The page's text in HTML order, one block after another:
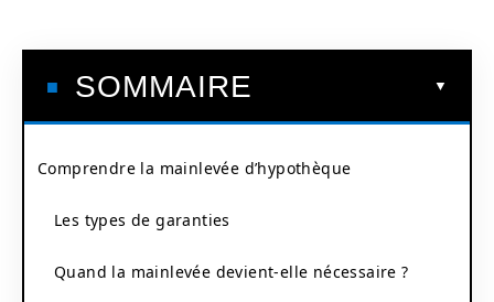
SOMMAIRE
Comprendre la mainlevée d’hypothèque
Les types de garanties
Quand la mainlevée devient-elle nécessaire ?